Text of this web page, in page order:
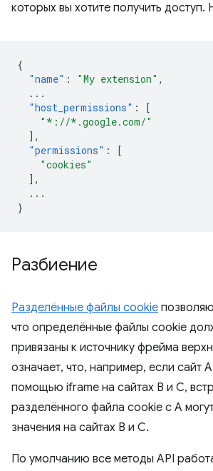
которых вы хотите получить доступ.
{
"name" : "My extension" ,
...
"host_permissions" :
[
"*://*.google.com/"
],
"permissions" :
[
"cookies"
],
...
}
Разбиение
Разделённые файлы cookie
что определённые файлы cookie
привязаны к источнику фрейма
означает, что, например, если сайт
помощью iframe на сайтах B и C,
разделённого файла cookie с A
значения на сайтах B и C.
По умолчанию все методы API